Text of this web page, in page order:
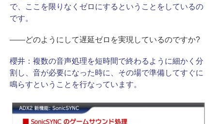
で、ここを限りなくゼロにするということをしているの
です。
――どのようにして遅延ゼロを実現しているのですか?
櫻井： 複数の音声処理を短時間で終わるように細かく分
割し、音が必要になった時に、その場で準備してすぐに
鳴らすということを行なっています。